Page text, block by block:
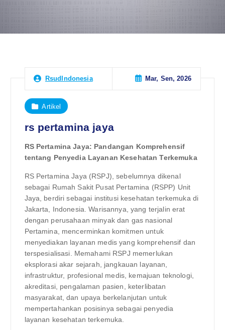
RsudIndonesia Mar, Sen, 2026
Artikel
rs pertamina jaya
RS Pertamina Jaya: Pandangan Komprehensif
tentang Penyedia Layanan Kesehatan Terkemuka
RS Pertamina Jaya (RSPJ), sebelumnya dikenal
sebagai Rumah Sakit Pusat Pertamina (RSPP) Unit
Jaya, berdiri sebagai institusi kesehatan terkemuka di
Jakarta, Indonesia. Warisannya, yang terjalin erat
dengan perusahaan minyak dan gas nasional
Pertamina, mencerminkan komitmen untuk
menyediakan layanan medis yang komprehensif dan
terspesialisasi. Memahami RSPJ memerlukan
eksplorasi akar sejarah, jangkauan layanan,
infrastruktur, profesional medis, kemajuan teknologi,
akreditasi, pengalaman pasien, keterlibatan
masyarakat, dan upaya berkelanjutan untuk
mempertahankan posisinya sebagai penyedia
layanan kesehatan terkemuka.